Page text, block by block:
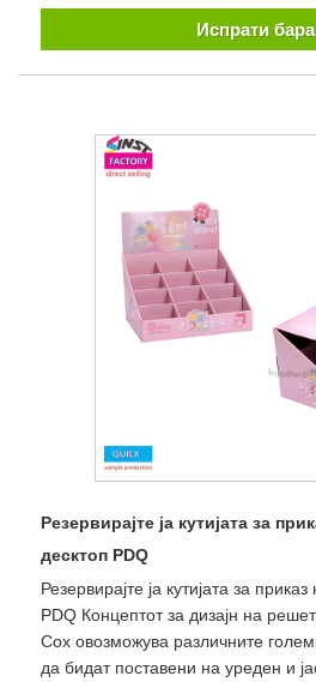
Испрати
Резервирајте ја кутијата за
десктоп PDQ
Резервирајте ја кутијата за
PDQ Концептот за дизајн на
Cox овозможува различните
да бидат поставени на уреден и